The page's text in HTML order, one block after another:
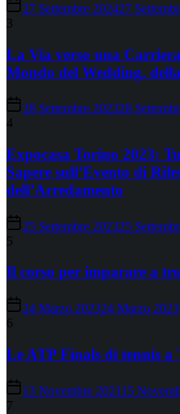
27 Settembre 202427
3
La Via verso una
Mondo del Wedding,
28 Settembre 202328
4
Expocasa Torino 2023:
Sapere sull’Evento di
dell’Arredamento
25 Settembre 202325
5
Il corso per imparare a
24 Marzo 202324 Marzo 2023
6
Le ATP Finals di tennis
13 Novembre 202115
7